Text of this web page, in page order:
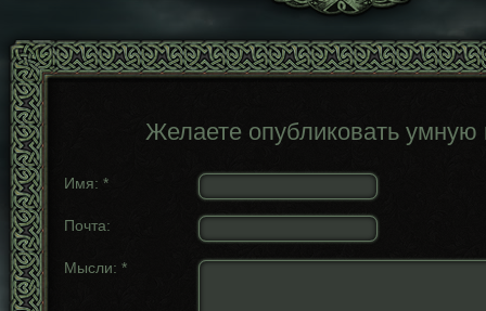
Желаете опубликовать
Имя: *
Почта:
Мысли: *